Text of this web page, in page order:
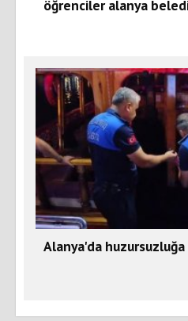
öğrenciler alanya
Alanya'da